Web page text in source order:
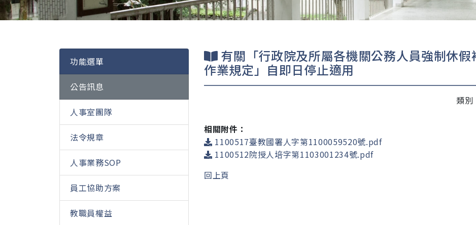
功能選單
公告訊息
人事室團隊
法令規章
人事業務SOP
員工協助方案
教職員權益
有關「行政院及所屬各機關公務人員強制休
作業規定」自即日停止適用
類別
相關附件：
1100517臺教國署人字第1100059520號.pdf
1100512院授人培字第1103001234號.pdf
回上頁